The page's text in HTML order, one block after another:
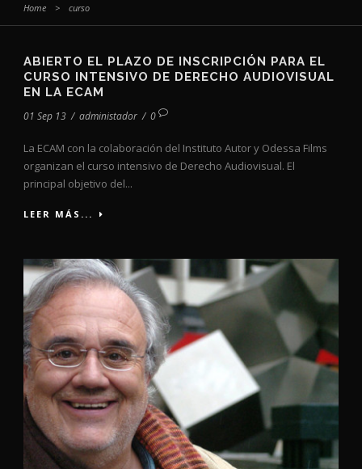
Home > curso
ABIERTO EL PLAZO DE INSCRIPCIÓN PARA EL
CURSO INTENSIVO DE DERECHO AUDIOVISUAL
EN LA ECAM
01 Sep 13 / administador / 0
La ECAM con la colaboración del Instituto Autor y Odessa Films
organizan el curso intensivo de Derecho Audiovisual. El
principal objetivo del...
LEER MÁS...